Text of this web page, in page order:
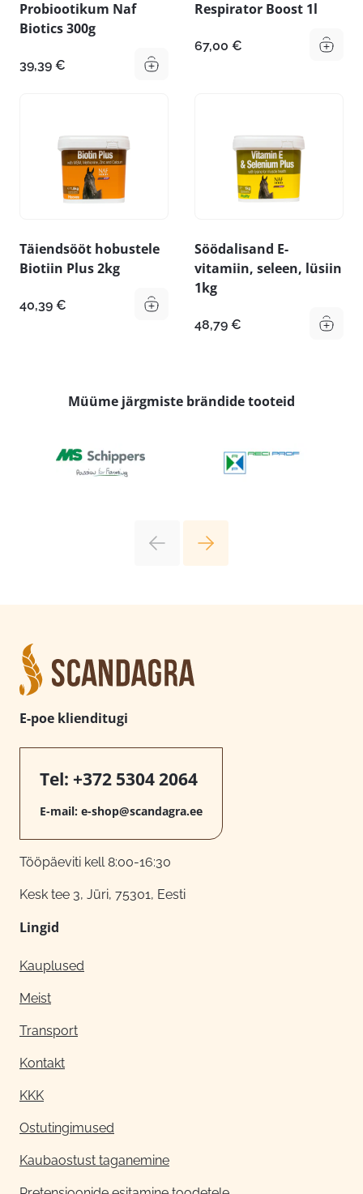
Probiootikum Naf
Biotics 300g
39,39 €
Respirator Boost 1l
67,00 €
Täiendsööt hobustele
Biotiin Plus 2kg
40,39 €
Söödalisand E-
vitamiin, seleen, lüsiin
1kg
48,79 €
Müüme järgmiste brändide tooteid
E-poe klienditugi
Tel: +372 5304 2064
E-mail: e-shop@scandagra.ee
Tööpäeviti kell 8:00-16:30
Kesk tee 3, Jüri, 75301, Eesti
Lingid
Kauplused
Meist
Transport
Kontakt
KKK
Ostutingimused
Kaubaostust taganemine